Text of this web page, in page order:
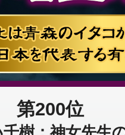
第200位